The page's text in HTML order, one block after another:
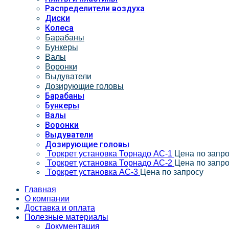
Распределители воздуха
Диски
Колеса
Барабаны
Бункеры
Валы
Воронки
Выдуватели
Дозирующие головы
Барабаны
Бункеры
Валы
Воронки
Выдуватели
Дозирующие головы
Торкрет установка Торнадо АС-1 Цена по
Торкрет установка Торнадо АС-2 Цена по
Торкрет установка АС-3 Цена по запросу
Главная
О компании
Доставка и оплата
Полезные материалы
Документация